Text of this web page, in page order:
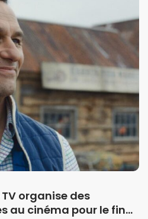
TV organise des
au cinéma pour le final